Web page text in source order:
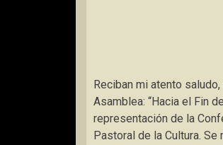
Reciban mi atento
Asamblea: “Hacia el Fin
representación de la
Pastoral de la Cultura.